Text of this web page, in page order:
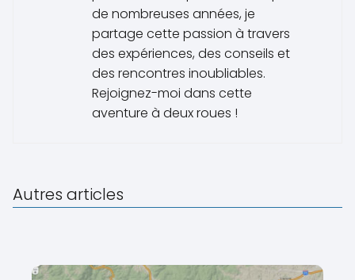
de nombreuses années, je
partage cette passion à travers
des expériences, des conseils et
des rencontres inoubliables.
Rejoignez-moi dans cette
aventure à deux roues !
Autres articles